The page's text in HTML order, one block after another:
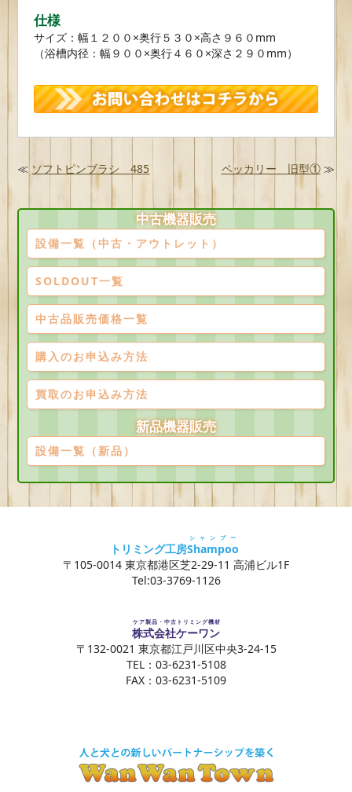
仕様
サイズ：幅１２００×奥行５３０×高さ９６０mm
（浴槽内径：幅９００×奥行４６０×深さ２９０mm）
≪ ソフトピンブラシ 485 ペッカリー 旧型①≫
中古機器販売
設備一覧（中古・アウトレット）
SOLDOUT一覧
中古品販売価格一覧
購入のお申込み方法
買取のお申込み方法
新品機器販売
設備一覧（新品）
トリミング工房Shampoo
シャンプー
〒105-0014 東京都港区芝2-29-11 高浦ビル1F
Tel:03-3769-1126
株式会社ケーワン
ケア製品・中古トリミング機材
〒132-0021 東京都江戸川区中央3-24-15
TEL：03-6231-5108
FAX：03-6231-5109